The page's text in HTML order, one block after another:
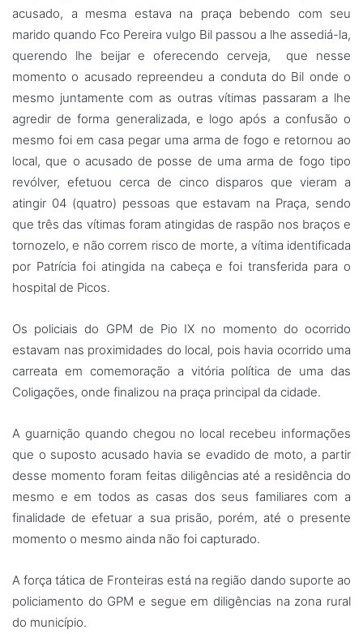
acusado, a mesma estava na praça bebendo com seu
marido quando Fco Pereira vulgo Bil passou a lhe assediá-la,
querendo lhe beijar e oferecendo cerveja, que nesse
momento o acusado repreendeu a conduta do Bil onde o
mesmo juntamente com as outras vítimas passaram a lhe
agredir de forma generalizada, e logo após a confusão o
mesmo foi em casa pegar uma arma de fogo e retornou ao
local, que o acusado de posse de uma arma de fogo tipo
revólver, efetuou cerca de cinco disparos que vieram a
atingir 04 (quatro) pessoas que estavam na Praça, sendo
que três das vítimas foram atingidas de raspão nos braços e
tornozelo, e não correm risco de morte, a vítima identificada
por Patrícia foi atingida na cabeça e foi transferida para o
hospital de Picos.
Os policiais do GPM de Pio IX no momento do ocorrido
estavam nas proximidades do local, pois havia ocorrido uma
carreata em comemoração a vitória política de uma das
Coligações, onde finalizou na praça principal da cidade.
A guarnição quando chegou no local recebeu informações
que o suposto acusado havia se evadido de moto, a partir
desse momento foram feitas diligências até a residência do
mesmo e em todos as casas dos seus familiares com a
finalidade de efetuar a sua prisão, porém, até o presente
momento o mesmo ainda não foi capturado.
A força tática de Fronteiras está na região dando suporte ao
policiamento do GPM e segue em diligências na zona rural
do município.